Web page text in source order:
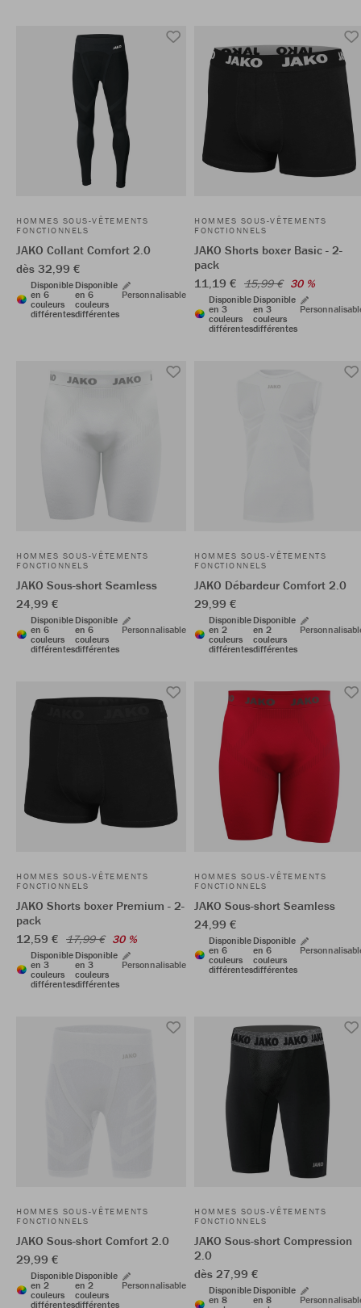
HOMMES SOUS-VÊTEMENTS
FONCTIONNELS
JAKO Collant Comfort 2.0
dès 32,99 €
Disponible
en 6
couleurs
différentes
Disponible
en 6
couleurs
différentes
Personnalisable
HOMMES SOUS-VÊTEMENTS
FONCTIONNELS
JAKO Shorts boxer Basic - 2-
pack
11,19 € 15,99 € 30 %
Disponible
en 3
couleurs
différentes
Disponible
en 3
couleurs
différentes
HOMMES SOUS-VÊTEMENTS
FONCTIONNELS
JAKO Sous-short Seamless
24,99 €
Disponible
en 6
couleurs
différentes
Disponible
en 6
couleurs
différentes
Personnalisable
HOMMES SOUS-VÊTEMENTS
FONCTIONNELS
JAKO Débardeur Comfort 2.0
29,99 €
Disponible
en 2
couleurs
différentes
Disponible
en 2
couleurs
différentes
HOMMES SOUS-VÊTEMENTS
FONCTIONNELS
JAKO Shorts boxer Premium - 2-
pack
12,59 € 17,99 € 30 %
Disponible
en 3
couleurs
différentes
Disponible
en 3
couleurs
différentes
Personnalisable
HOMMES SOUS-VÊTEMENTS
FONCTIONNELS
JAKO Sous-short Seamless
24,99 €
Disponible
en 6
couleurs
différentes
Disponible
en 6
couleurs
différentes
HOMMES SOUS-VÊTEMENTS
FONCTIONNELS
JAKO Sous-short Comfort 2.0
29,99 €
Disponible
en 2
couleurs
différentes
Disponible
en 2
couleurs
différentes
Personnalisable
HOMMES SOUS-VÊTEMENTS
FONCTIONNELS
JAKO Sous-short Compression
2.0
dès 27,99 €
Disponible
en 8
Disponible
en 8